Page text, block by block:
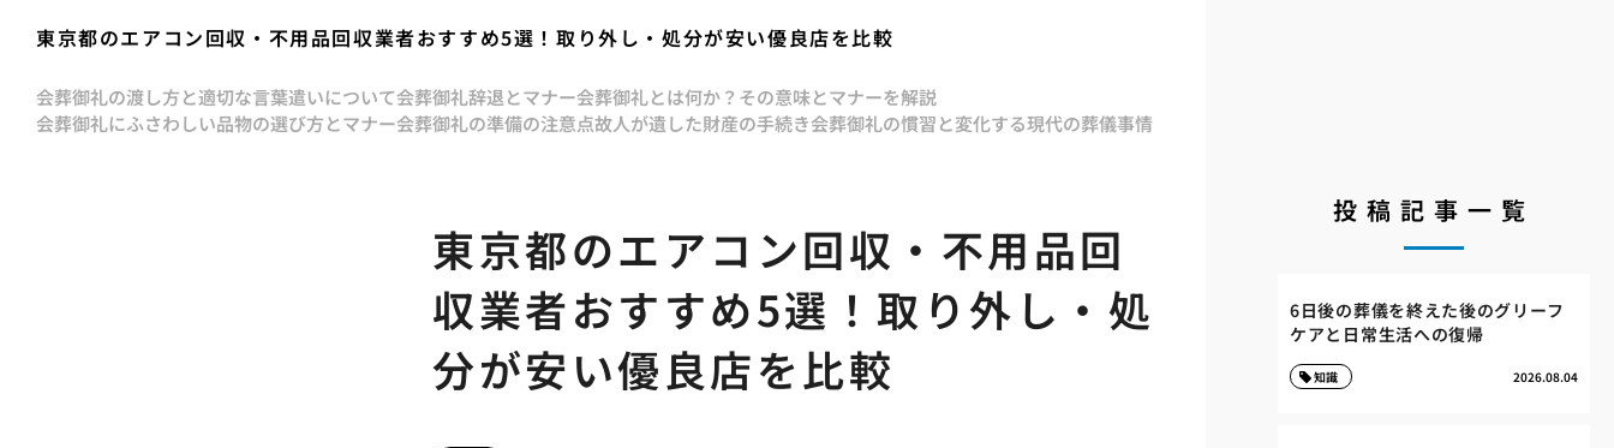
東京都のエアコン回収・不用品回収業者おすすめ5選！取り外し・処分が安い優良店を比較
会葬御礼の渡し方と適切な言葉遣いについて会葬御礼辞退とマナー会葬御礼とは何か？その意味とマナーを解説
会葬御礼にふさわしい品物の選び方とマナー会葬御礼の準備の注意点故人が遺した財産の手続き会葬御礼の慣習と変化する現代の葬儀事情
東京都のエアコン回収・不用品回
収業者おすすめ5選！取り外し・処
分が安い優良店を比較
投稿記事一覧
6日後の葬儀を終えた後のグリーフ
ケアと日常生活への復帰
2026.08.04
知識